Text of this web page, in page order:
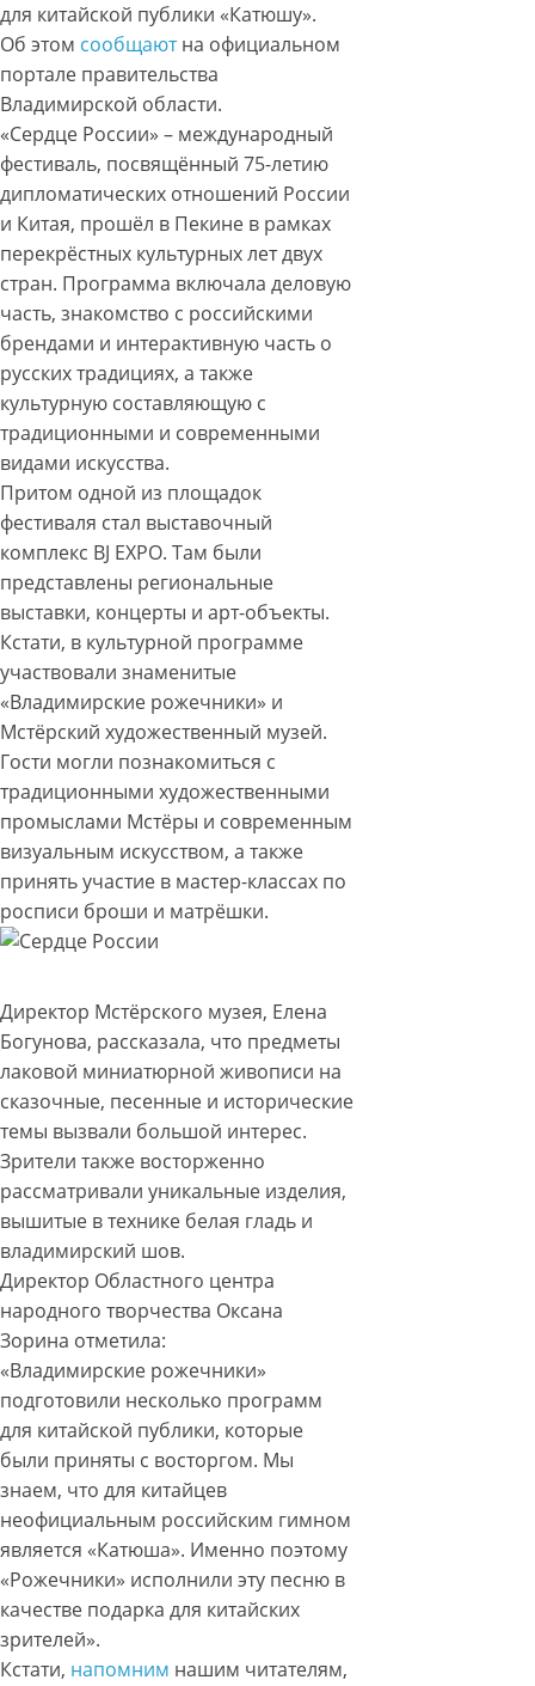
для китайской публики «Катюшу».
Об этом сообщаютна официальном
портале правительства
Владимирской области.
«Сердце России» – международный
фестиваль, посвящённый 75-летию
дипломатических отношений России
и Китая, прошёл в Пекине в рамках
перекрёстных культурных лет двух
стран. Программа включала деловую
часть, знакомство с российскими
брендами и интерактивную часть о
русских традициях, а также
культурную составляющую с
традиционными и современными
видами искусства.
Притом одной из площадок
фестиваля стал выставочный
комплекс BJ EXPO. Там были
представлены региональные
выставки, концерты и арт-объекты.
Кстати, в культурной программе
участвовали знаменитые
«Владимирские рожечники» и
Мстёрский художественный музей.
Гости могли познакомиться с
традиционными художественными
промыслами Мстёры и современным
визуальным искусством, а также
принять участие в мастер-классах по
росписи броши и матрёшки.
Директор Мстёрского музея, Елена
Богунова, рассказала, что предметы
лаковой миниатюрной живописи на
сказочные, песенные и исторические
темы вызвали большой интерес.
Зрители также восторженно
рассматривали уникальные изделия,
вышитые в технике белая гладь и
владимирский шов.
Директор Областного центра
народного творчества Оксана
Зорина отметила:
«Владимирские рожечники»
подготовили несколько программ
для китайской публики, которые
были приняты с восторгом. Мы
знаем, что для китайцев
неофициальным российским гимном
является «Катюша». Именно поэтому
«Рожечники» исполнили эту песню в
качестве подарка для китайских
зрителей».
Кстати, напомним нашим читателям,